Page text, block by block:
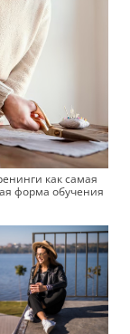
как самая
форма обучения